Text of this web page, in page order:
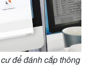
để đánh cắp thông